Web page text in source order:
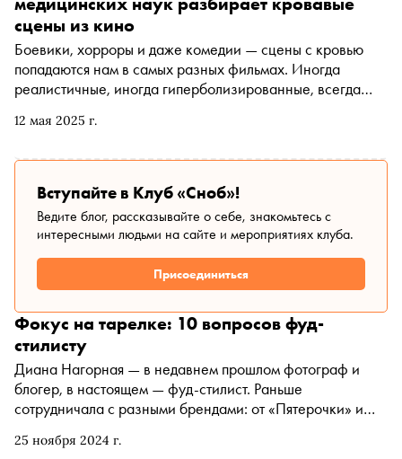
12 мая 2025 г.
сцены из кино
Боевики, хорроры и даже комедии — сцены с кровью
попадаются нам в самых разных фильмах. Иногда
реалистичные, иногда гиперболизированные, всегда
реальной жизни кровь выглядит и «работает» совсем по-
трансфузиологии детского медицинского центра имени
Дмитрия Рогачева и экспертом проекта о донорстве
крови и плазмы «+Я» Павлом Трахтманом
Вступайте в Клуб «Сноб»!
Ведите блог, рассказывайте о себе, знакомьтесь с
интересными людьми на сайте и мероприятиях клуба.
Присоединиться
25 ноября 2024 г.
Фокус на тарелке: 10 вопросов фуд-
стилисту
Диана Нагорная — в недавнем прошлом фотограф и
блогер, в настоящем — фуд-стилист. Раньше
сотрудничала с разными брендами: от «Пятерочки» и
сейчас активно работает в кино и сериалах. Совсем